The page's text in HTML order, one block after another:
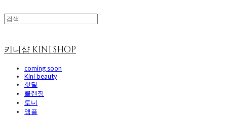
키니샵 KINI SHOP
coming soon
Kini beauty
핫딜
클렌징
토너
앰플